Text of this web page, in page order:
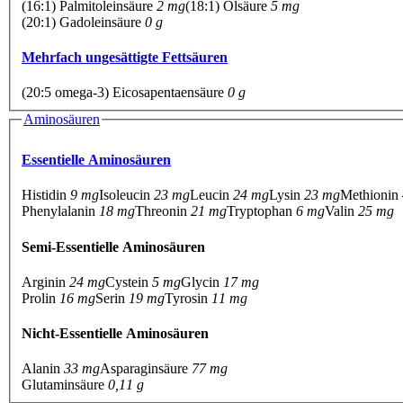
(16:1) Palmitoleinsäure 2 mg(18:1) Ölsäure 5 mg
(20:1) Gadoleinsäure 0 g
Mehrfach ungesättigte Fettsäuren
(20:5 omega-3) Eicosapentaensäure 0 g
Aminosäuren
Essentielle Aminosäuren
Histidin 9 mgIsoleucin 23 mgLeucin 24 mgLysin 23 mgMethionin
Phenylalanin 18 mgThreonin 21 mgTryptophan 6 mgValin 25 mg
Semi-Essentielle Aminosäuren
Arginin 24 mgCystein 5 mgGlycin 17 mg
Prolin 16 mgSerin 19 mgTyrosin 11 mg
Nicht-Essentielle Aminosäuren
Alanin 33 mgAsparaginsäure 77 mg
Glutaminsäure 0,11 g